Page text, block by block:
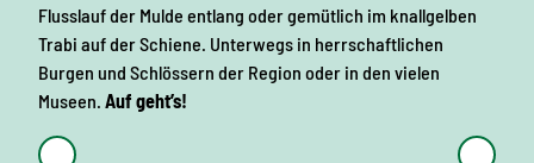
Flusslauf der Mulde entlang oder gemütlich im knallgelben
Trabi auf der Schiene. Unterwegs in herrschaftlichen
Burgen und Schlössern der Region oder in den vielen
Museen. Auf geht’s!